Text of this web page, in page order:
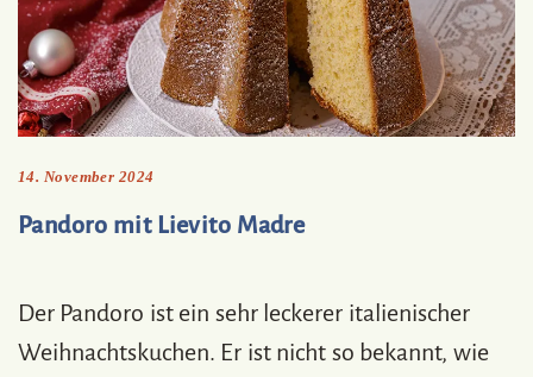
14. November 2024
Pandoro mit Lievito Madre
Der Pandoro ist ein sehr leckerer italienischer
Weihnachtskuchen. Er ist nicht so bekannt, wie